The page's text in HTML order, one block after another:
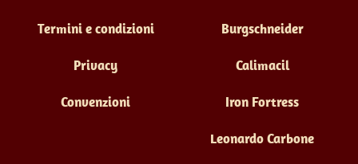
Termini e condizioni
Privacy
Convenzioni
Burgschneider
Calimacil
Iron Fortress
Leonardo Carbone